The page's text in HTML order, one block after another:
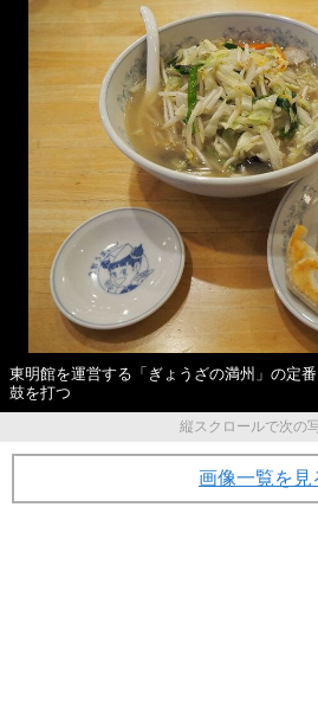
東明館を運営する「ぎょうざの満州」の定
鼓を打つ
縦スクロールで次の
画像一覧を見